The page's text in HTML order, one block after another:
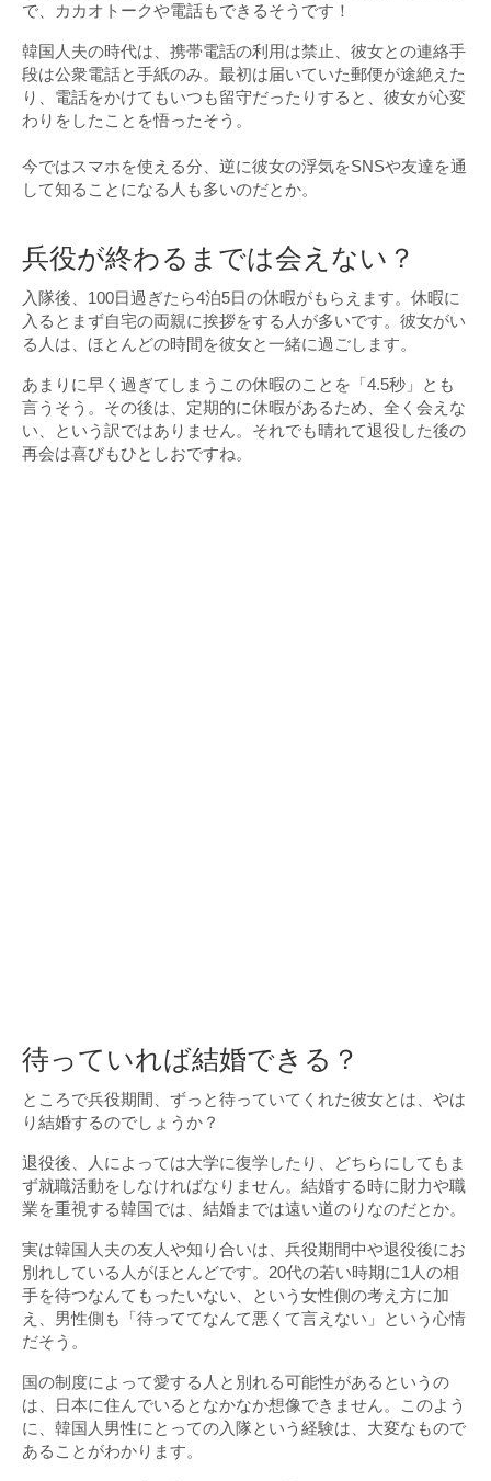
で、カカオトークや電話もできるそうです！
韓国人夫の時代は、携帯電話の利用は禁止、彼女との連絡手
段は公衆電話と手紙のみ。最初は届いていた郵便が途絶えた
り、電話をかけてもいつも留守だったりすると、彼女が心変
わりをしたことを悟ったそう。
今ではスマホを使える分、逆に彼女の浮気をSNSや友達を通
して知ることになる人も多いのだとか。
兵役が終わるまでは会えない？
入隊後、100日過ぎたら4泊5日の休暇がもらえます。休暇に
入るとまず自宅の両親に挨拶をする人が多いです。彼女がい
る人は、ほとんどの時間を彼女と一緒に過ごします。
あまりに早く過ぎてしまうこの休暇のことを「4.5秒」とも
言うそう。その後は、定期的に休暇があるため、全く会えな
い、という訳ではありません。それでも晴れて退役した後の
再会は喜びもひとしおですね。
待っていれば結婚できる？
ところで兵役期間、ずっと待っていてくれた彼女とは、やは
り結婚するのでしょうか？
退役後、人によっては大学に復学したり、どちらにしてもま
ず就職活動をしなければなりません。結婚する時に財力や職
業を重視する韓国では、結婚までは遠い道のりなのだとか。
実は韓国人夫の友人や知り合いは、兵役期間中や退役後にお
別れしている人がほとんどです。20代の若い時期に1人の相
手を待つなんてもったいない、という女性側の考え方に加
え、男性側も「待っててなんて悪くて言えない」という心情
だそう。
国の制度によって愛する人と別れる可能性があるというの
は、日本に住んでいるとなかなか想像できません。このよう
に、韓国人男性にとっての入隊という経験は、大変なもので
あることがわかります。